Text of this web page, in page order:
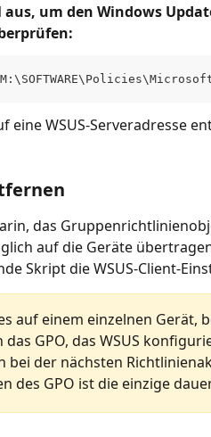
um den Windows
eine WSUS-Serveradresse
das
auf die Geräte
Skript die WSUS-Client-
auf einem einzelnen Gerät,
GPO, das WSUS
bei der nächsten
des GPO ist die einzige